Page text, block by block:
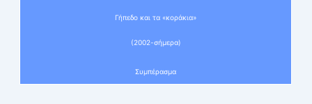
Γήπεδο και τα «κοράκια»
(2002-σήμερα)
Συμπέρασμα